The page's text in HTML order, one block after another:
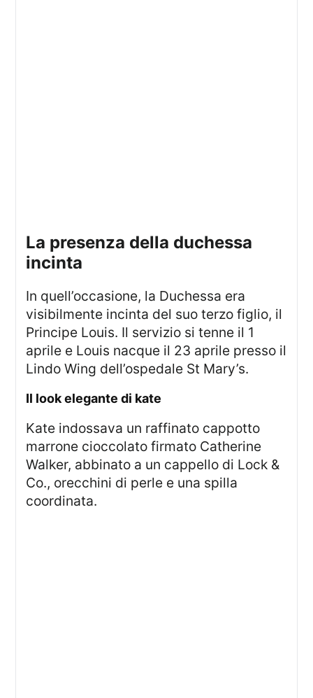
la presenza della duchessa
incinta
In quell’occasione, la Duchessa era
visibilmente incinta del suo terzo figlio, il
Principe Louis. Il servizio si tenne il 1
aprile e Louis nacque il 23 aprile presso il
Lindo Wing dell’ospedale St Mary’s.
il look elegante di kate
Kate indossava un raffinato cappotto
marrone cioccolato firmato Catherine
Walker, abbinato a un cappello di Lock &
Co., orecchini di perle e una spilla
coordinata.